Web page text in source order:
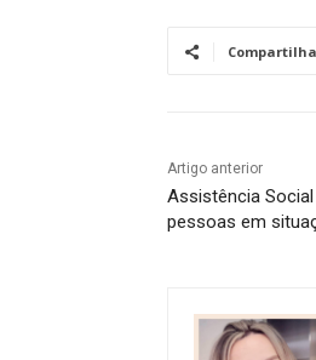
Artigo anterior
Assistência
pessoas em